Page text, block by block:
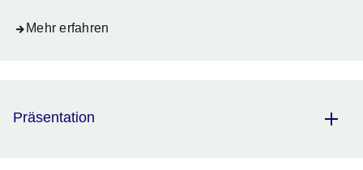
Mehr erfahren
Präsentation